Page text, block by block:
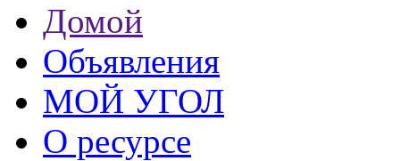
Домой
Объявления
МОЙ УГОЛ
О ресурсе